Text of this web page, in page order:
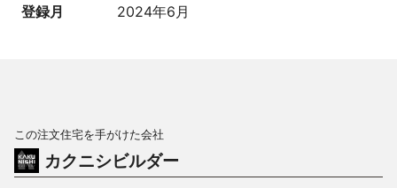
登録月 2024年6月
この注文住宅を手がけた会社
カクニシビルダー